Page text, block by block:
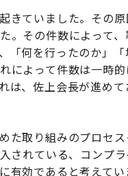
きていました。その
。その件数によって
「何を行ったのか」
によって件数は一時
は、佐上会長が進め
た取り組みのプロセ
されている、コンプ
効であると考えてい